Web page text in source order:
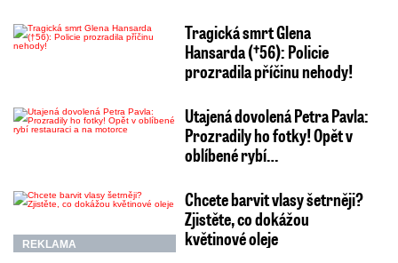
Tragická smrt Glena
Hansarda (†56): Policie
prozradila příčinu nehody!
Utajená dovolená Petra Pavla:
Prozradily ho fotky! Opět v
oblíbené rybí…
REKLAMA
Chcete barvit vlasy šetrněji?
Zjistěte, co dokážou
květinové oleje